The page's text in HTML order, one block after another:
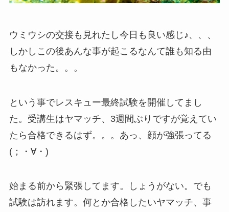
ウミウシの交接も見れたし今日も良い感じ♪、、、
しかしこの後あんな事が起こるなんて誰も知る由
もなかった。。。
という事でレスキュー最終試験を開催してまし
た。受講生はヤマッチ、3週間ぶりですが覚えてい
たら合格できるはず。。。あっ、顔が強張ってる
(；・∀・)
始まる前から緊張してます。しょうがない。でも
試験は訪れます。何とか合格したいヤマッチ、事